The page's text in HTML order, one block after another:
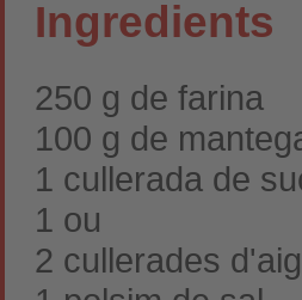
Ingredients
250 g de farina
100 g de
1 cullerada de
1 ou
2 cullerades